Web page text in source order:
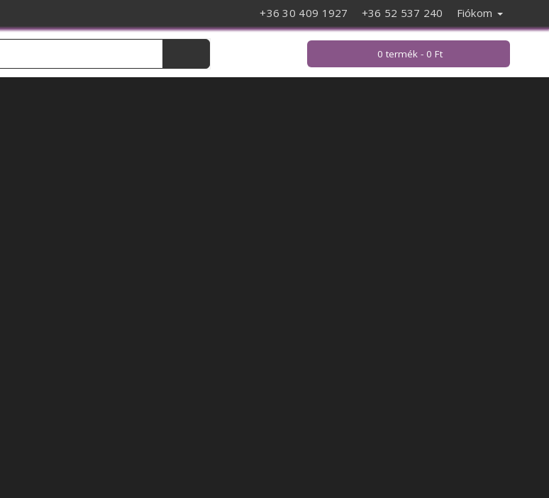
+36 30 409 1927 +36 52 537 240 Fiókom
0 termék - 0 Ft